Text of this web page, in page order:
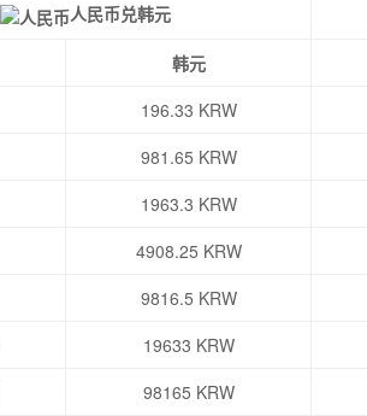
人民币兑韩元
韩元
196.33 KRW
981.65 KRW
1963.3 KRW
4908.25 KRW
9816.5 KRW
19633 KRW
98165 KRW